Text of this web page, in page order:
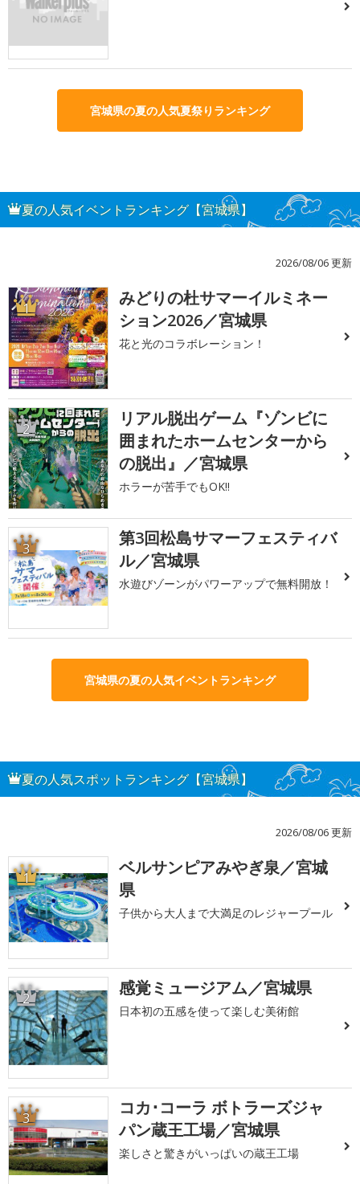
宮城県の夏の人気夏祭りランキング
夏の人気イベントランキング【宮城県】
2026/08/06 更新
1
みどりの杜サマーイルミネー
ション2026／宮城県
花と光のコラボレーション！
2
リアル脱出ゲーム『ゾンビに
囲まれたホームセンターから
の脱出』／宮城県
ホラーが苦手でもOK!!
3
第3回松島サマーフェスティバ
ル／宮城県
水遊びゾーンがパワーアップで無料開放！
宮城県の夏の人気イベントランキング
夏の人気スポットランキング【宮城県】
2026/08/06 更新
1
ベルサンピアみやぎ泉／宮城
県
子供から大人まで大満足のレジャープール
2 感覚ミュージアム／宮城県
日本初の五感を使って楽しむ美術館
3
コカ･コーラ ボトラーズジャ
パン蔵王工場／宮城県
楽しさと驚きがいっぱいの蔵王工場